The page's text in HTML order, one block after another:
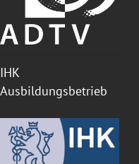
IHK
Ausbildungsbetrieb